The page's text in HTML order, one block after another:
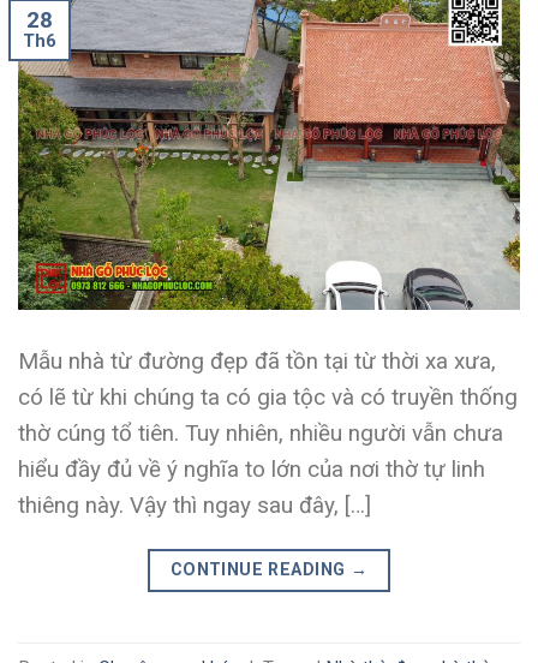
28
Th6
Mẫu nhà từ đường đẹp đã tồn tại từ thời xa xưa,
có lẽ từ khi chúng ta có gia tộc và có truyền thống
thờ cúng tổ tiên. Tuy nhiên, nhiều người vẫn chưa
hiểu đầy đủ về ý nghĩa to lớn của nơi thờ tự linh
thiêng này. Vậy thì ngay sau đây, […]
CONTINUE READING →